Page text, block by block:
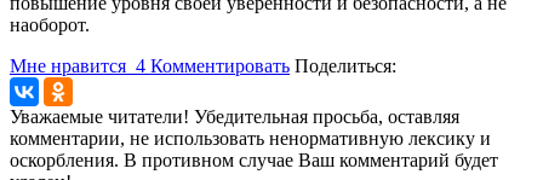
наоборот.
Мне нравится 4 Комментировать Поделиться:
Уважаемые читатели! Убедительная просьба, оставляя
комментарии, не использовать ненормативную лексику и
оскорбления. В противном случае Ваш комментарий будет